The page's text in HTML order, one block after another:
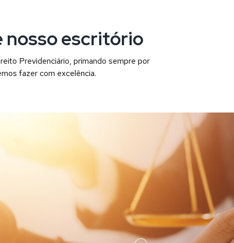
nosso escritório
Previdenciário, primando sempre por
fazer com excelência.